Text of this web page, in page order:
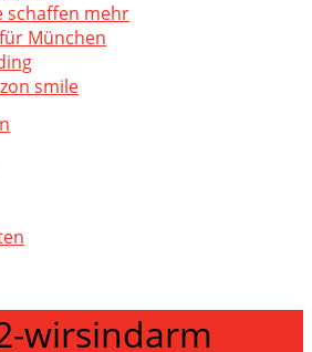
schaffen mehr
München
smile
wirsindarm